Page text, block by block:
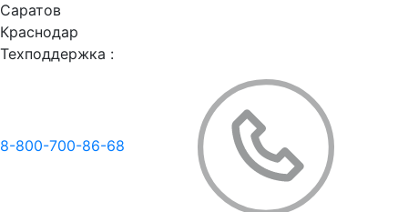
Саратов
Краснодар
Техподдержка :
8-800-700-86-68